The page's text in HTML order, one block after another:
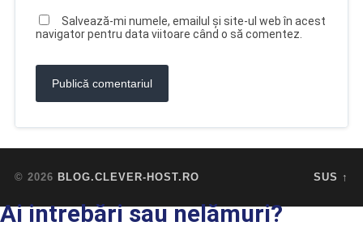
Salvează-mi numele, emailul și site-ul web în acest
navigator pentru data viitoare când o să comentez.
© 2026 BLOG.CLEVER-HOST.RO SUS ↑
Ai intrebări sau nelămuri?